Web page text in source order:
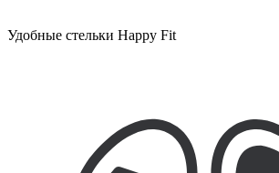
Удобные стельки Happy Fit